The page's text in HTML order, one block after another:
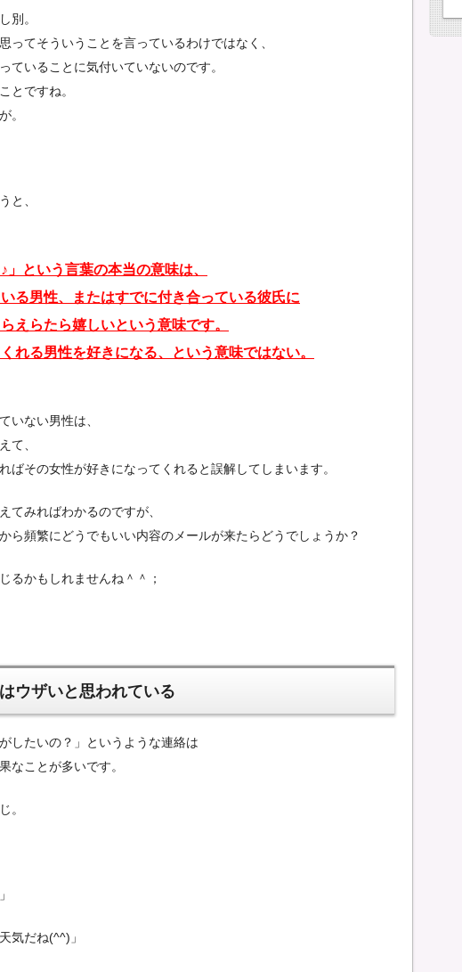
別。
ってそういうことを言っているわけではなく、
ていることに気付いていないのです。
とですね。
。
と、
」という言葉の本当の意味は、
る男性、またはすでに付き合っている彼氏に
えらたら嬉しいという意味です。
れる男性を好きになる、という意味ではない。
いない男性は、
て、
ばその女性が好きになってくれると誤解してしまいます。
てみればわかるのですが、
ら頻繁にどうでもいい内容のメールが来たらどうでしょうか？
るかもしれませんね＾＾；
ウザいと思われている
したいの？」というような連絡は
なことが多いです。
。
気だね(^^)」